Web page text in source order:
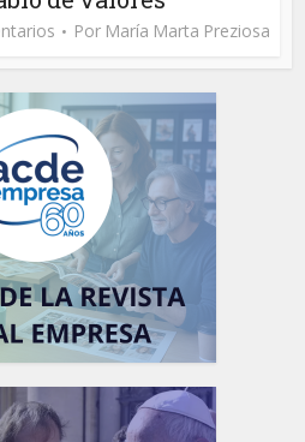
Por María Marta Preziosa